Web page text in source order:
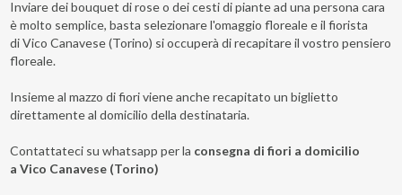
Inviare dei bouquet di rose o dei cesti di piante ad una persona cara
è molto semplice, basta selezionare l'omaggio floreale e il fiorista
di Vico Canavese (Torino) si occuperà di recapitare il vostro pensiero
floreale.
Insieme al mazzo di fiori viene anche recapitato un biglietto
direttamente al domicilio della destinataria.
Contattateci su whatsapp per la consegna di fiori a domicilio
a Vico Canavese (Torino)